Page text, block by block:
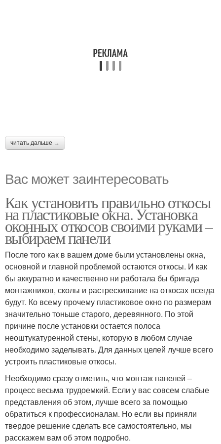
читать дальше →
Вас может заинтересовать
Как установить правильно откосы
на пластиковые окна. Установка
оконных откосов своими руками –
выбираем панели
После того как в вашем доме были установлены окна,
основной и главной проблемой остаются откосы. И как
бы аккуратно и качественно ни работала бы бригада
монтажников, сколы и растрескивание на откосах всегда
будут. Ко всему прочему пластиковое окно по размерам
значительно тоньше старого, деревянного. По этой
причине после установки остается полоса
неоштукатуренной стены, которую в любом случае
необходимо заделывать. Для данных целей лучше всего
устроить пластиковые откосы.
Необходимо сразу отметить, что монтаж панелей –
процесс весьма трудоемкий. Если у вас совсем слабые
представления об этом, лучше всего за помощью
обратиться к профессионалам. Но если вы приняли
твердое решение сделать все самостоятельно, мы
расскажем вам об этом подробно.